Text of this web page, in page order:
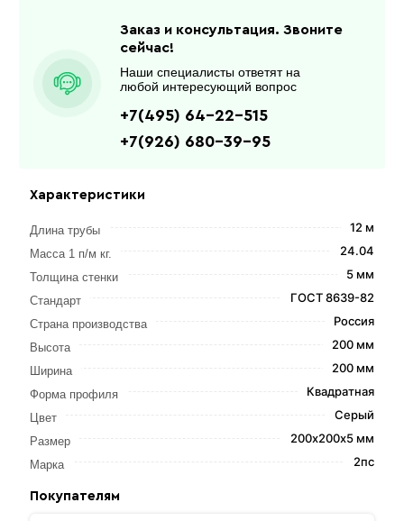
Характеристики
Длина трубы 12 м
Масса 1 п/м кг. 24.04
Толщина стенки 5 мм
Стандарт ГОСТ 8639-82
Страна производства Россия
Высота 200 мм
Ширина 200 мм
Форма профиля Квадратная
Цвет Серый
Размер 200х200х5 мм
Марка 2пс
Покупателям
Заказ и консультация. Звоните
сейчас!
Наши специалисты ответят на
любой интересующий вопрос
+7(495) 64-22-515
+7(926) 680-39-95